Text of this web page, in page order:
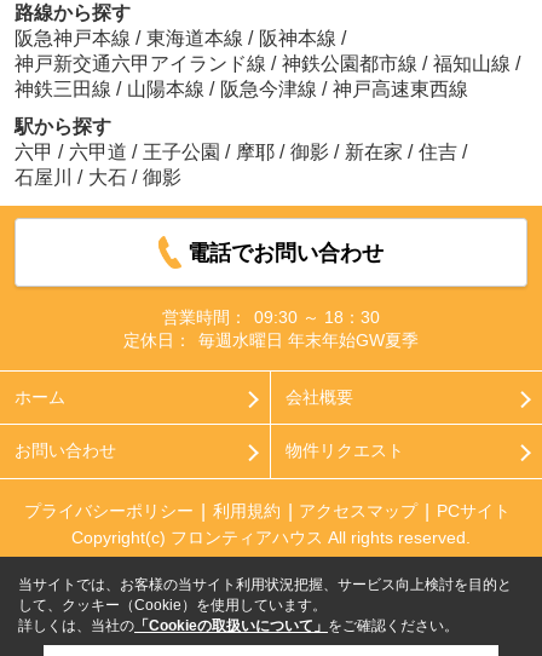
路線から探す
阪急神戸本線 / 東海道本線 / 阪神本線 /
神戸新交通六甲アイランド線 / 神鉄公園都市線 / 福知山線 /
神鉄三田線 / 山陽本線 / 阪急今津線 / 神戸高速東西線
駅から探す
六甲 / 六甲道 / 王子公園 / 摩耶 / 御影 / 新在家 / 住吉 /
石屋川
/ 大石 / 御影
電話でお問い合わせ
営業時間：
09:30 ～ 18：30
定休日：
毎週水曜日 年末年始GW夏季
ホーム 会社概要
お問い合わせ 物件リクエスト
プライバシーポリシー 利用規約 アクセスマップ
PCサイト
Copyright(c) フロンティアハウス All rights reserved.
当サイトでは、お客様の当サイト利用状況把握、サービス向上検討を目的と
して、クッキー（Cookie）を使用しています。
詳しくは、当社の 「Cookieの取扱いについて」 をご確認ください。